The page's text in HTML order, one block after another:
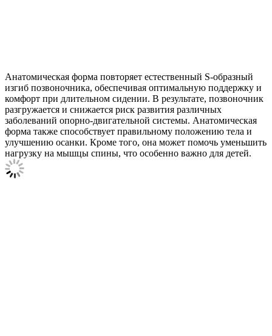
Анатомическая форма повторяет естественный S-образный
изгиб позвоночника, обеспечивая оптимальную поддержку и
комфорт при длительном сидении. В результате, позвоночник
разгружается и снижается риск развития различных
заболеваний опорно-двигательной системы. Анатомическая
форма также способствует правильному положению тела и
улучшению осанки. Кроме того, она может помочь уменьшить
нагрузку на мышцы спины, что особенно важно для детей.